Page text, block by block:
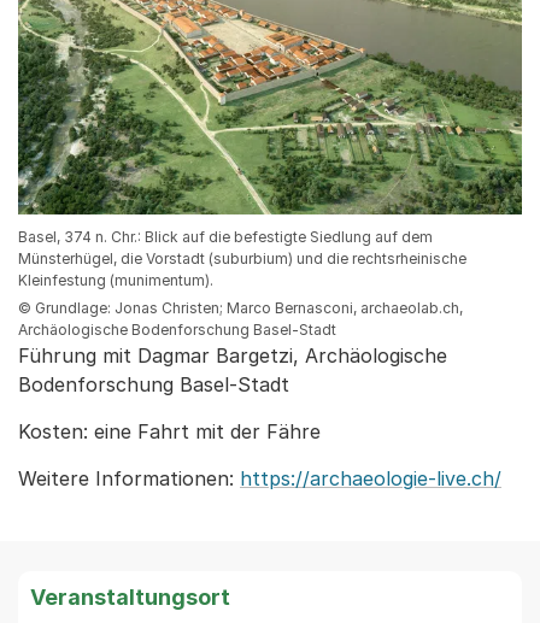
Basel, 374 n. Chr.: Blick auf die befestigte Siedlung auf dem
Münsterhügel, die Vorstadt (suburbium) und die rechtsrheinische
Kleinfestung (munimentum).
© Grundlage: Jonas Christen; Marco Bernasconi, archaeolab.ch,
Archäologische Bodenforschung Basel-Stadt
Führung mit Dagmar Bargetzi, Archäologische
Bodenforschung Basel-Stadt
Kosten: eine Fahrt mit der Fähre
Weitere Informationen: https://archaeologie-live.ch/
Veranstaltungsort